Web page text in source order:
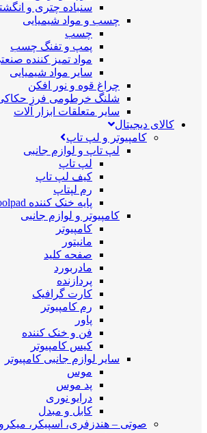
سنباده چتری و
چسب و مواد شیمیایی
چسب
پمپ و تفنگ چسب
مواد تمیز کننده
سایر مواد شیمیایی
چراغ قوه و نور افکن
شلنگ خرطومی فرز
سایر متعلقات ابزار آلات
کالای دیجیتال
کامپیوتر و لپ تاپ
لپ تاپ و لوازم جانبی
لپ تاپ
کیف لپ تاپ
رم لپتاپ
پایه خنک کننده coolpad
کامپیوتر و لوازم جانبی
کامپیوتر
مانیتور
صفحه کلید
مادربورد
پردازنده
کارت گرافیک
رم کامپیوتر
پاور
فن و خنک کننده
کیس کامپیوتر
سایر لوازم جانبی کامپیوتر
موس
پد موس
درایو نوری
کابل و مبدل
صوتی – هندزفری، اسپیکر،